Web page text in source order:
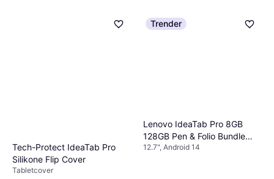
Tech-Protect IdeaTab Pro
Silikone Flip Cover
Tabletcover
Trender
Lenovo IdeaTab Pro 8GB
128GB Pen & Folio Bundle
EUBNDLIDEA1
12.7", Android 14